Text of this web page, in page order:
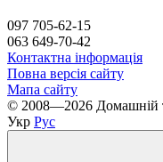
097 705-62-15
063 649-70-42
Контактна інформація
Повна версія сайту
Мапа сайту
© 2008—2026 Домашній
Укр Рус